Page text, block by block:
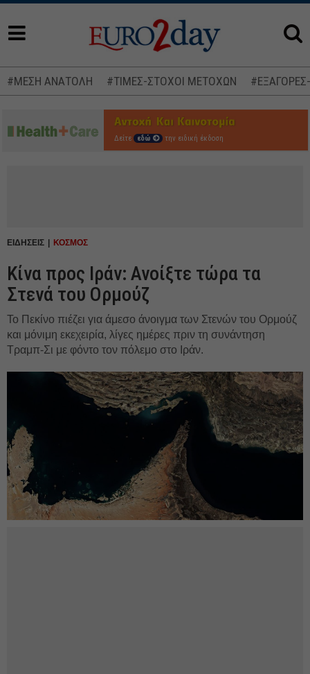
#ΜΕΣΗ ΑΝΑΤΟΛΗ #ΤΙΜΕΣ-ΣΤΟΧΟΙ ΜΕΤΟΧΩΝ
Δείτε εδώ την ειδική έκδοση
ΕΙΔΗΣΕΙΣ ΚΟΣΜΟΣ
Κίνα προς Ιράν: Ανοίξτε τώρα τα
Στενά του Ορμούζ
Το Πεκίνο πιέζει για άμεσο άνοιγμα των Στενών του Ορμούζ
και μόνιμη εκεχειρία, λίγες ημέρες πριν τη συνάντηση
Τραμπ-Σι με φόντο τον πόλεμο στο Ιράν.